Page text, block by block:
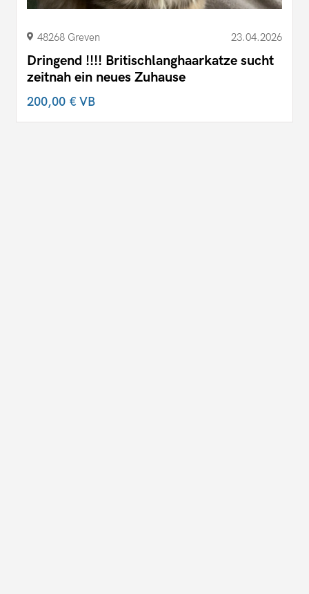
48268 Greven 23.04.2026
Dringend !!!! Britischlanghaarkatze sucht
zeitnah ein neues Zuhause
200,00 €VB